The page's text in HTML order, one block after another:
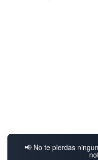
📢 No te pierdas